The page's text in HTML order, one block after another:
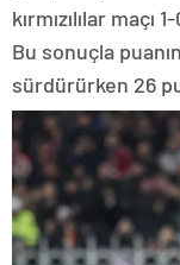
kırmızılılar maçı
Bu sonuçla
sürdürürken 26